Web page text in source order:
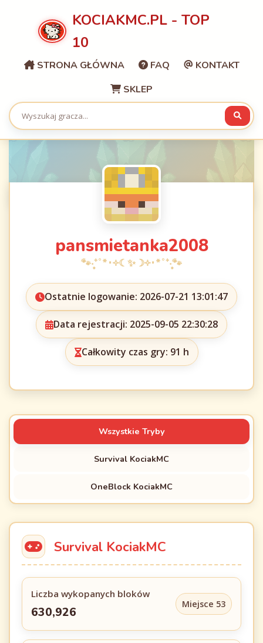
KOCIAKMC.PL - TOP
10
STRONA GŁÓWNA FAQ
KONTAKT
SKLEP
pansmietanka2008
Ostatnie logowanie: 2026-07-21 13:01:47
Data rejestracji: 2025-09-05 22:30:28
Całkowity czas gry: 91 h
Wszystkie Tryby
Survival KociakMC
OneBlock KociakMC
Survival KociakMC
Liczba wykopanych bloków
630,926
Miejsce 53